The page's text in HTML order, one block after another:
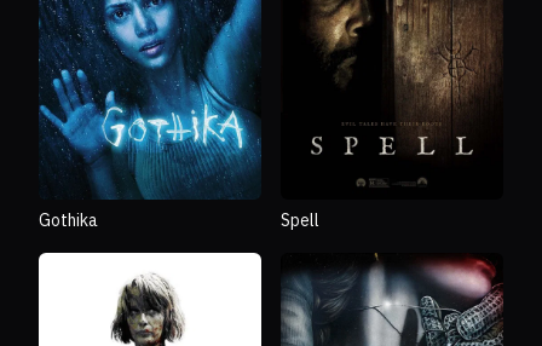
Gothika Spell